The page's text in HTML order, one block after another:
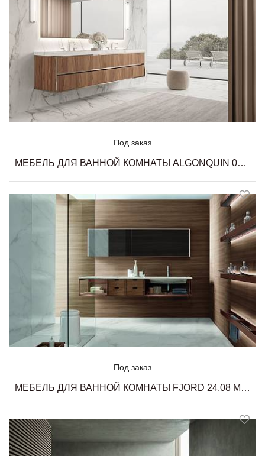
Под заказ
МЕБЕЛЬ ДЛЯ ВАННОЙ КОМНАТЫ ALGONQUIN 04 MILLDUE
Под заказ
МЕБЕЛЬ ДЛЯ ВАННОЙ КОМНАТЫ FJORD 24.08 MILLDUE